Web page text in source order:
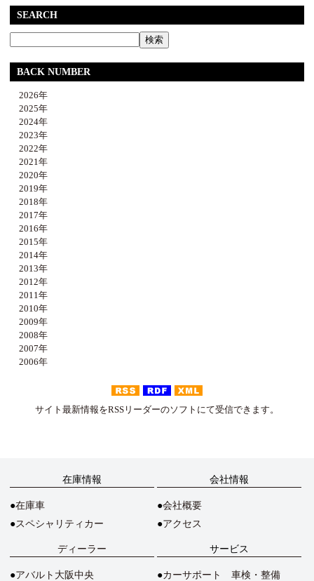
SEARCH
BACK NUMBER
2026年
2025年
2024年
2023年
2022年
2021年
2020年
2019年
2018年
2017年
2016年
2015年
2014年
2013年
2012年
2011年
2010年
2009年
2008年
2007年
2006年
サイト最新情報をRSSリーダーのソフトにて受信できます。
在庫情報
在庫車
スペシャリティカー
会社情報
会社概要
アクセス
ディーラー
アバルト大阪中央
サービス
カーサポート 車検・整備